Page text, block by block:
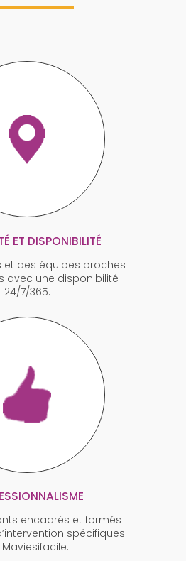
ET DISPONIBILITÉ
et des équipes proches
avec une disponibilité
24/7/365.
encadrés et formés
spécifiques